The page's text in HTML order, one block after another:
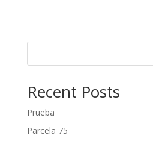
Recent Posts
Prueba
Parcela 75